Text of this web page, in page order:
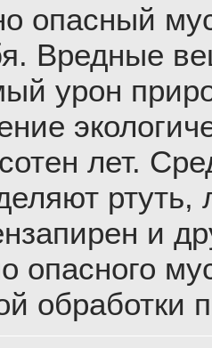
опасный
Вредные
урон
лет.
и
опасного
обработки